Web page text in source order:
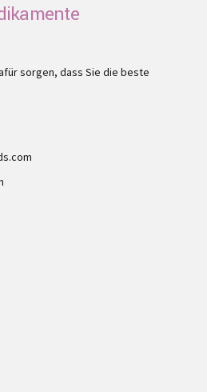
sorgen, dass Sie die beste